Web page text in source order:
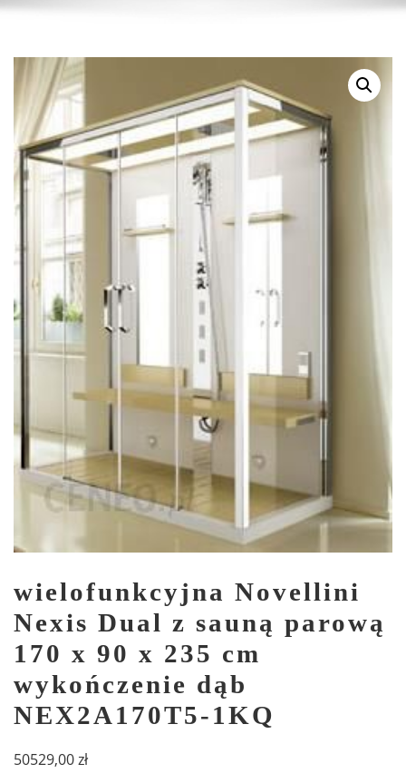
wielofunkcyjna Novellini
Nexis Dual z sauną parową
170 x 90 x 235 cm
wykończenie dąb
NEX2A170T5-1KQ
50529,00zł